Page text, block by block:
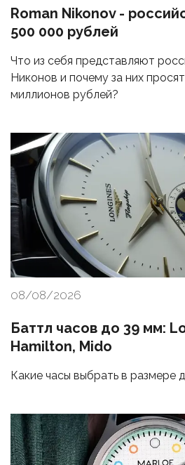
Roman Nikonov -
500 000 рублей
Что из себя представляют
Никонов и почему за них
миллионов рублей?
08/08/2026
Баттл часов до 39 мм:
Hamilton, Mido
Какие часы выбрать в размере